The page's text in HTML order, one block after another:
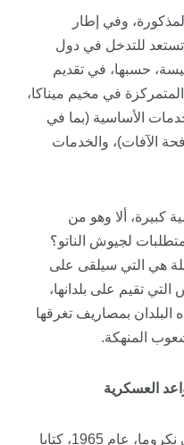
وفي إطار
لأعوام 2021-2025، تستعد للتدخل في دول
حسبها، في تقديم
المتمركزة في مخيم ميناكا،
الأساسية (بما في
الآفات)، والخدمات
كبيرة، ألا وهو من
لجيوش الناتو؟
هي التي سيلقى على
تقيم على بلدانها،
البلدان بمصاريف تغرقها
المنهكة.
العسكرية
نشر الرئيس الغاني السابق كوامي نكروما، عام 1965، كتابا